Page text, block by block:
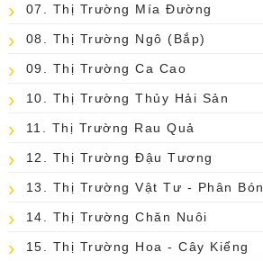
07. Thị Trường Mía Đường
08. Thị Trường Ngô (bắp)
09. Thị Trường Ca Cao
10. Thị Trường Thủy Hải Sản
11. Thị Trường Rau Quả
12. Thị Trường Đậu Tương
13. Thị Trường Vật Tư - Phân Bón
14. Thị Trường Chăn Nuôi
15. Thị Trường Hoa - Cây Kiểng